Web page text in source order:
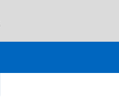
Diduga